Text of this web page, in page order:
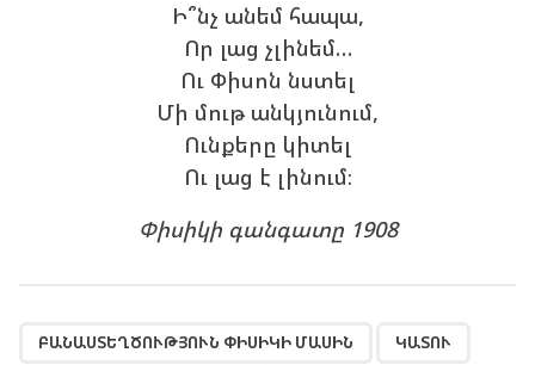
Ի՞նչ անեմ հապա,
Որ լաց չլինեմ…
Ու Փիսոն նստել
Մի մութ անկյունում,
Ունքերը կիտել
Ու լաց է լինում։
Փիսիկի գանգատը 1908
ԲԱՆԱՍՏԵՂԾՈՒԹՅՈՒՆ ՓԻՍԻԿԻ ՄԱՍԻՆ ԿԱՏՈՒ